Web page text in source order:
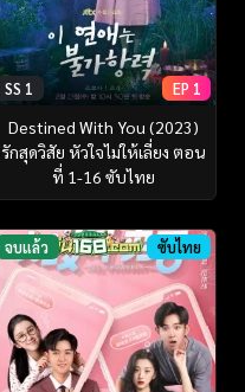
SS 1 EP 1
Destined With You (2023)
รักสุดวิสัย หัวใจไม่ให้เลี่ยง ตอน
ที่ 1-16 ซับไทย
จบแล้ว ซับไทย